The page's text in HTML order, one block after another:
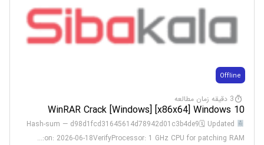
Offline
3 دقیقه زمان مطالعه
WinRAR Crack [Windows] [x86x64] Windows 10
Tested
Hash-sum — d98d1fcd31645614d78942d01c3b4de9🗓 Updated
on: 2026-06-18VerifyProcessor: 1 GHz CPU for patching RAM:...